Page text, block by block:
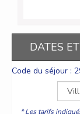
DATES
Code du séjour :
* Les tarifs